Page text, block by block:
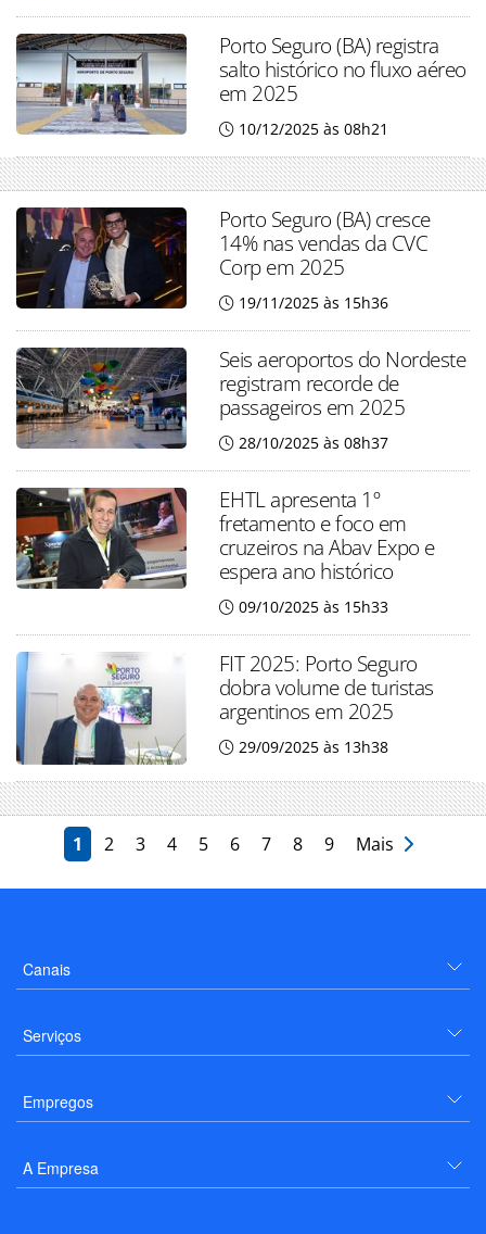
Porto Seguro (BA) registra
salto histórico no fluxo aéreo
em 2025
10/12/2025 às 08h21
Porto Seguro (BA) cresce
14% nas vendas da CVC
Corp em 2025
19/11/2025 às 15h36
Seis aeroportos do Nordeste
registram recorde de
passageiros em 2025
28/10/2025 às 08h37
EHTL apresenta 1º
fretamento e foco em
cruzeiros na Abav Expo e
espera ano histórico
09/10/2025 às 15h33
FIT 2025: Porto Seguro
dobra volume de turistas
argentinos em 2025
29/09/2025 às 13h38
1 2 3 4 5 6 7 8 9 Mais
Canais
Serviços
Empregos
A Empresa